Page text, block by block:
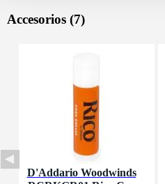
Accesorios (7)
D'Addario Woodwinds